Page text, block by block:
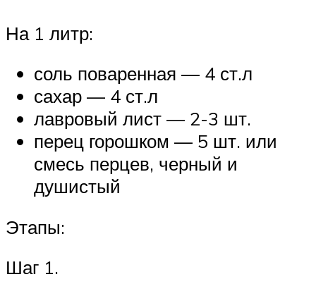
На 1 литр:
соль поваренная — 4 ст.л
сахар — 4 ст.л
лавровый лист — 2-3 шт.
перец горошком — 5 шт. или
смесь перцев, черный и
душистый
Этапы:
Шаг 1.